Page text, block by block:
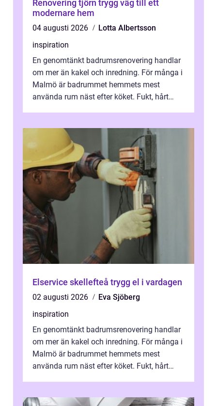
Renovering tjörn trygg väg till ett
modernare hem
04 augusti 2026
Lotta Albertsson
inspiration
En genomtänkt badrumsrenovering handlar
om mer än kakel och inredning. För många i
Malmö är badrummet hemmets mest
använda rum näst efter köket. Fukt, hårt
Elservice skellefteå trygg el i vardagen
02 augusti 2026
Eva Sjöberg
inspiration
En genomtänkt badrumsrenovering handlar
om mer än kakel och inredning. För många i
Malmö är badrummet hemmets mest
använda rum näst efter köket. Fukt, hårt